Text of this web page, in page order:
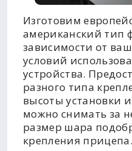
Изготовим
американский тип
зависимости от
условий
устройства.
разного типа
высоты установки
можно снимать за
размер шара
крепления прицепа.